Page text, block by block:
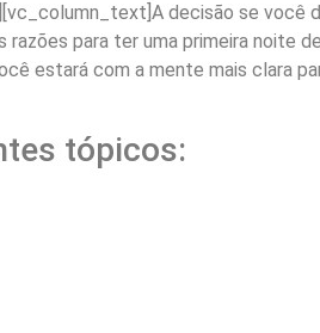
decisão se você
para ter uma primeira noite
estará com a mente mais clara
tópicos: